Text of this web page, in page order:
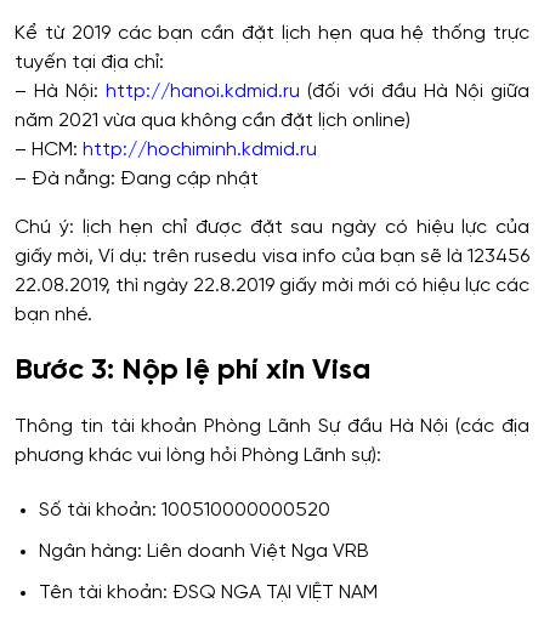
Kể từ 2019 các bạn cần đặt lịch hẹn qua hệ thống trực
tuyến tại địa chỉ:
– Hà Nội: http://hanoi.kdmid.ru (đối với đầu Hà Nội giữa
năm 2021 vừa qua không cần đặt lịch online)
– HCM: http://hochiminh.kdmid.ru
– Đà nẵng: Đang cập nhật
Chú ý: lịch hẹn chỉ được đặt sau ngày có hiệu lực của
giấy mời, Ví dụ: trên rusedu visa info của bạn sẽ là 123456
22.08.2019, thì ngày 22.8.2019 giấy mời mới có hiệu lực các
bạn nhé.
Bước 3: Nộp lệ phí xin Visa
Thông tin tài khoản Phòng Lãnh Sự đầu Hà Nội (các địa
phương khác vui lòng hỏi Phòng Lãnh sự):
Số tài khoản: 100510000000520
Ngân hàng: Liên doanh Việt Nga VRB
Tên tài khoản: ĐSQ NGA TẠI VIỆT NAM